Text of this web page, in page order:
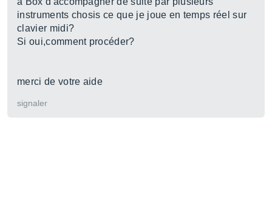
instruments chosis ce que je joue en temps réel sur
clavier midi?
Si oui,comment procéder?
merci de votre aide
signaler